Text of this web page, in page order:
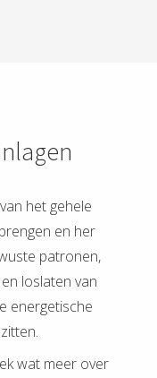
het gehele
en her
patronen,
loslaten van
energetische
wat meer over